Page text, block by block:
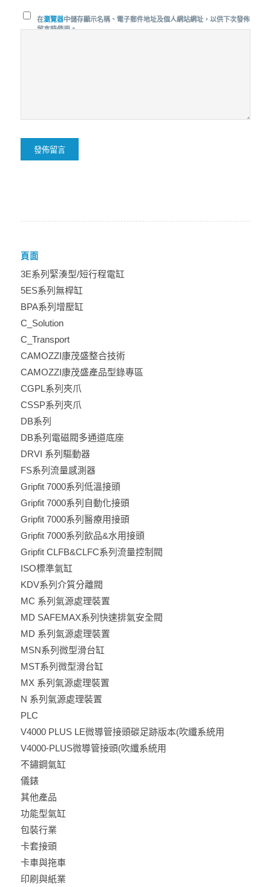
在瀏覽器中儲存顯示名稱、電子郵件地址及個人網站網址，以供下次發佈
留言時使用。
頁面
3E系列緊湊型/短行程電缸
5ES系列無桿缸
BPA系列增壓缸
C_Solution
C_Transport
CAMOZZI康茂盛整合技術
CAMOZZI康茂盛產品型錄專區
CGPL系列夾爪
CSSP系列夾爪
DB系列
DB系列電磁閥多通道底座
DRVI 系列驅動器
FS系列流量感測器
Gripfit 7000系列低溫接頭
Gripfit 7000系列自動化接頭
Gripfit 7000系列醫療用接頭
Gripfit 7000系列飲品&水用接頭
Gripfit CLFB&CLFC系列流量控制閥
ISO標準氣缸
KDV系列介質分離閥
MC 系列氣源處理裝置
MD SAFEMAX系列快速排氣安全閥
MD 系列氣源處理裝置
MSN系列微型滑台缸
MST系列微型滑台缸
MX 系列氣源處理裝置
N 系列氣源處理裝置
PLC
V4000 PLUS LE微導管接頭碳足跡版本(吹纖系統用
V4000-PLUS微導管接頭(吹纖系統用
不鏽鋼氣缸
儀錶
其他產品
功能型氣缸
包裝行業
卡套接頭
卡車與拖車
印刷與紙業